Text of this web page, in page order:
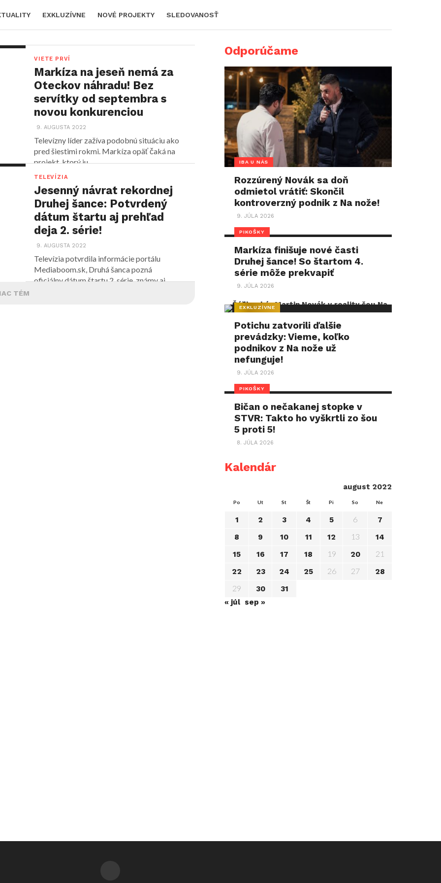
EXKLUZÍVNE NOVÉ PROJEKTY SLEDOVANOSŤ
VIETE PRVÍ
Markíza na jeseň nemá za
Oteckov náhradu! Bez
servítky od septembra s
novou konkurenciou
9. AUGUSTA 2022
Televízny líder zažíva podobnú situáciu ako
pred šiestimi rokmi. Markíza opäť čaká na
projekt, ktorý ju...
TELEVÍZIA
Jesenný návrat rekordnej
Druhej šance: Potvrdený
dátum štartu aj prehľad
deja 2. série!
9. AUGUSTA 2022
Televízia potvrdila informácie portálu
Mediaboom.sk, Druhá šanca pozná
oficiálny dátum štartu 2. série, známy aj
TÉM
Odporúčame
IBA U NÁS
Rozzúrený Novák sa doň
odmietol vrátiť: Skončil
kontroverzný podnik z Na nože!
9. JÚLA 2026
PIKOŠKY
Markíza finišuje nové časti
Druhej šance! So štartom 4.
série môže prekvapiť
9. JÚLA 2026
EXKLUZÍVNE
Potichu zatvorili ďalšie
prevádzky: Vieme, koľko
podnikov z Na nože už
nefunguje!
9. JÚLA 2026
PIKOŠKY
Bičan o nečakanej stopke v
STVR: Takto ho vyškrtli zo šou
5 proti 5!
8. JÚLA 2026
Kalendár
august 2022
Po Ut St Št Pi So Ne
1 2 3 4 5 6
7
8
9 10 11 12 13
14
15
16 17 18 19 20 21
22 23 24 25 26 27 28
29 30
31
« júl sep »